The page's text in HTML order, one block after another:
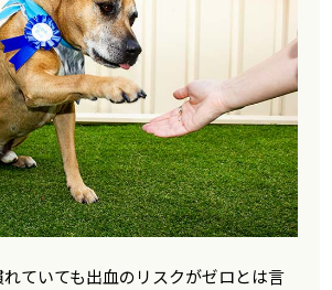
ていても出血のリスクがゼロとは言